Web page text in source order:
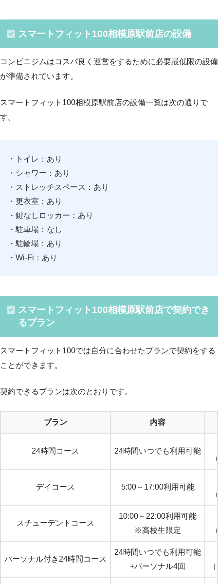
スマートフィット100相模原駅前店の設備
コンビニジムはコスパ良く運営をするために必要最低限の設備
が準備されています。
スマートフィット100相模原駅前店の設備一覧は次の通りで
す。
・トイレ：あり
・シャワー：あり
・ストレッチスペース：あり
・更衣室：あり
・鍵なしロッカー：あり
・駐車場：なし
・駐輪場：あり
・Wi-Fi：あり
スマートフィット100相模原駅前店で契約でき
るプラン
スマートフィット100では自分に合わせたプランで契約をする
ことができます。
契約できるプランは次のとおりです。
プラン 内容
24時間コース
24時間いつでも利用可能
デイコース
5:00～17:00利用可能
スチューデントコース
10:00～22:00利用可能
※高校生限定
パーソナル付き24時間コース
24時間いつでも利用可能
+パーソナル4回